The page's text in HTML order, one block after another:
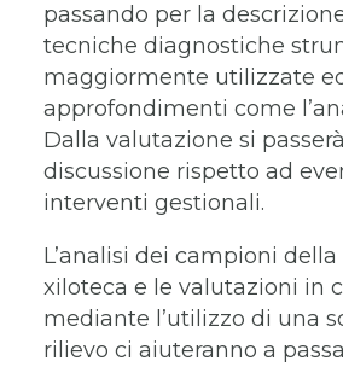
passando per la
tecniche diagnostiche
maggiormente utilizzate
approfondimenti come
Dalla valutazione si
discussione rispetto ad
interventi gestionali.
L’analisi dei campioni della
xiloteca e le valutazioni in
mediante l’utilizzo di una
rilievo ci aiuteranno a